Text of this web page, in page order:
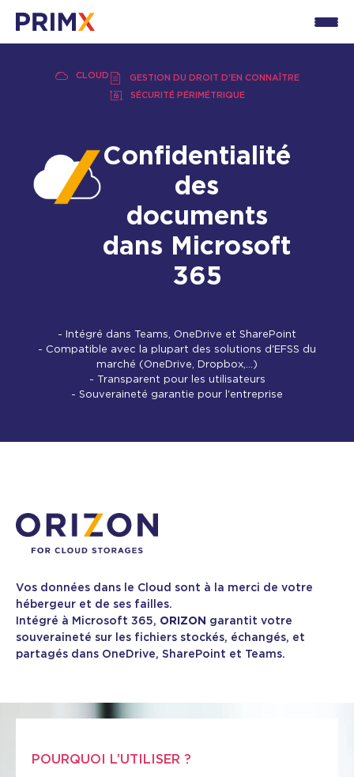
CLOUD
GESTION DU DROIT D'EN CONNAÎTRE
SÉCURITÉ PÉRIMÉTRIQUE
Confidentialité
des
documents
dans Microsoft
365
- Intégré dans Teams, OneDrive et SharePoint
- Compatible avec la plupart des solutions d'EFSS du
marché (OneDrive, Dropbox,...)
- Transparent pour les utilisateurs
- Souveraineté garantie pour l'entreprise
Vos données dans le Cloud sont à la merci de votre
hébergeur et de ses failles.
Intégré à Microsoft 365, ORIZON garantit votre
souveraineté sur les fichiers stockés, échangés, et
partagés dans OneDrive, SharePoint et Teams.
POURQUOI L’UTILISER ?